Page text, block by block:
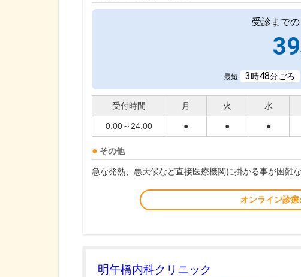
受診まで
39
最短 3時48分ごろ
受付時間 月 火 水
0:00～24:00 ● ● ●
その他
急な発熱、悪天候など直接医療機関に掛かる事が困難
オンライン診
明午橋内科クリニック